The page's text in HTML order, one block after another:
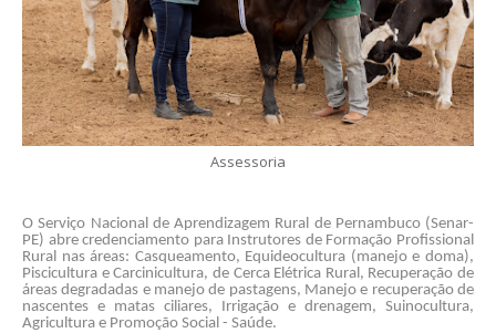
Assessoria
O Serviço Nacional de Aprendizagem Rural de Pernambuco (Senar-
PE) abre credenciamento para Instrutores de Formação Profissional
Rural nas áreas: Casqueamento, Equideocultura (manejo e doma),
Piscicultura e Carcinicultura, de Cerca Elétrica Rural, Recuperação de
áreas degradadas e manejo de pastagens, Manejo e recuperação de
nascentes e matas ciliares, Irrigação e drenagem, Suinocultura,
Agricultura e Promoção Social - Saúde.